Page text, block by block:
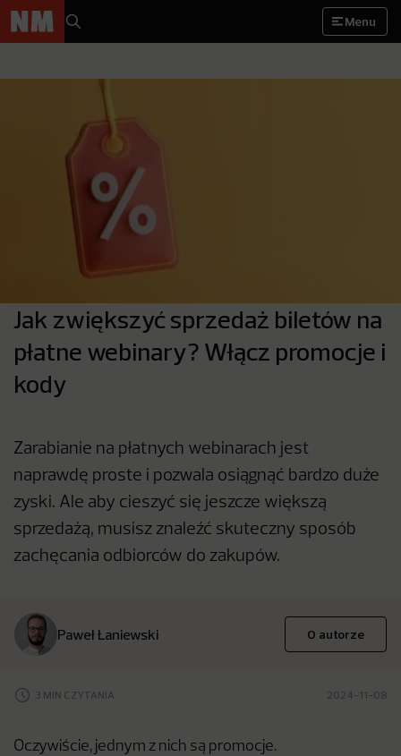
Menu
Jak zwiększyć sprzedaż biletów na
płatne webinary? Włącz promocje i
kody
Zarabianie na płatnych webinarach jest
naprawdę proste i pozwala osiągnąć bardzo duże
zyski. Ale aby cieszyć się jeszcze większą
sprzedażą, musisz znaleźć skuteczny sposób
zachęcania odbiorców do zakupów.
Paweł Łaniewski O autorze
3 MIN CZYTANIA 2024-11-08
Oczywiście, jednym z nich są promocje.